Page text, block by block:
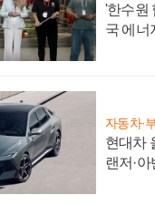
'한수원
국 에너
자동차·
현대차
랜저·